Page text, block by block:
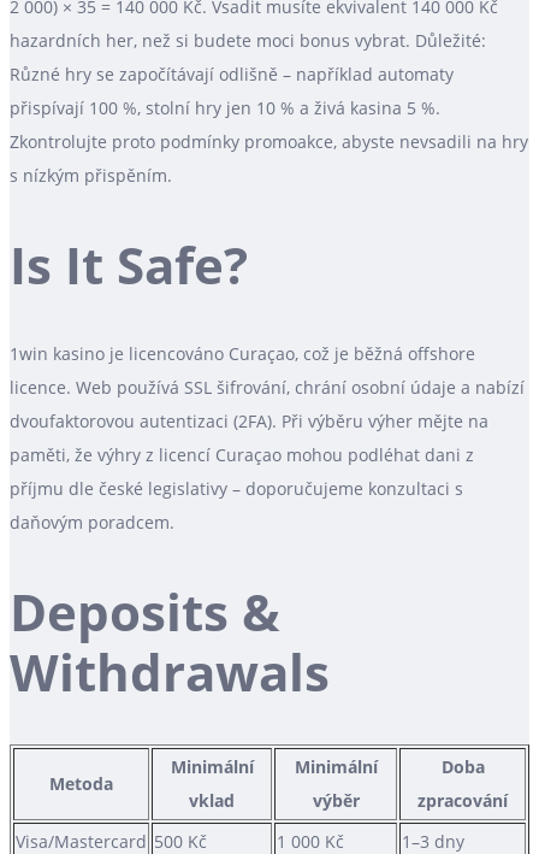
2 000) × 35 = 140 000 Kč. Vsadit musíte ekvivalent 140 000 Kč
hazardních her, než si budete moci bonus vybrat. Důležité:
Různé hry se započítávají odlišně – například automaty
přispívají 100 %, stolní hry jen 10 % a živá kasina 5 %.
Zkontrolujte proto podmínky promoakce, abyste nevsadili na hry
s nízkým přispěním.
Is It Safe?
1win kasino je licencováno Curaçao, což je běžná offshore
licence. Web používá SSL šifrování, chrání osobní údaje a nabízí
dvoufaktorovou autentizaci (2FA). Při výběru výher mějte na
paměti, že výhry z licencí Curaçao mohou podléhat dani z
příjmu dle české legislativy – doporučujeme konzultaci s
daňovým poradcem.
Deposits &
Withdrawals
Metoda
Minimální
vklad
Minimální
výběr
Doba
zpracování
Visa/Mastercard 500 Kč 1 000 Kč
1–3 dny